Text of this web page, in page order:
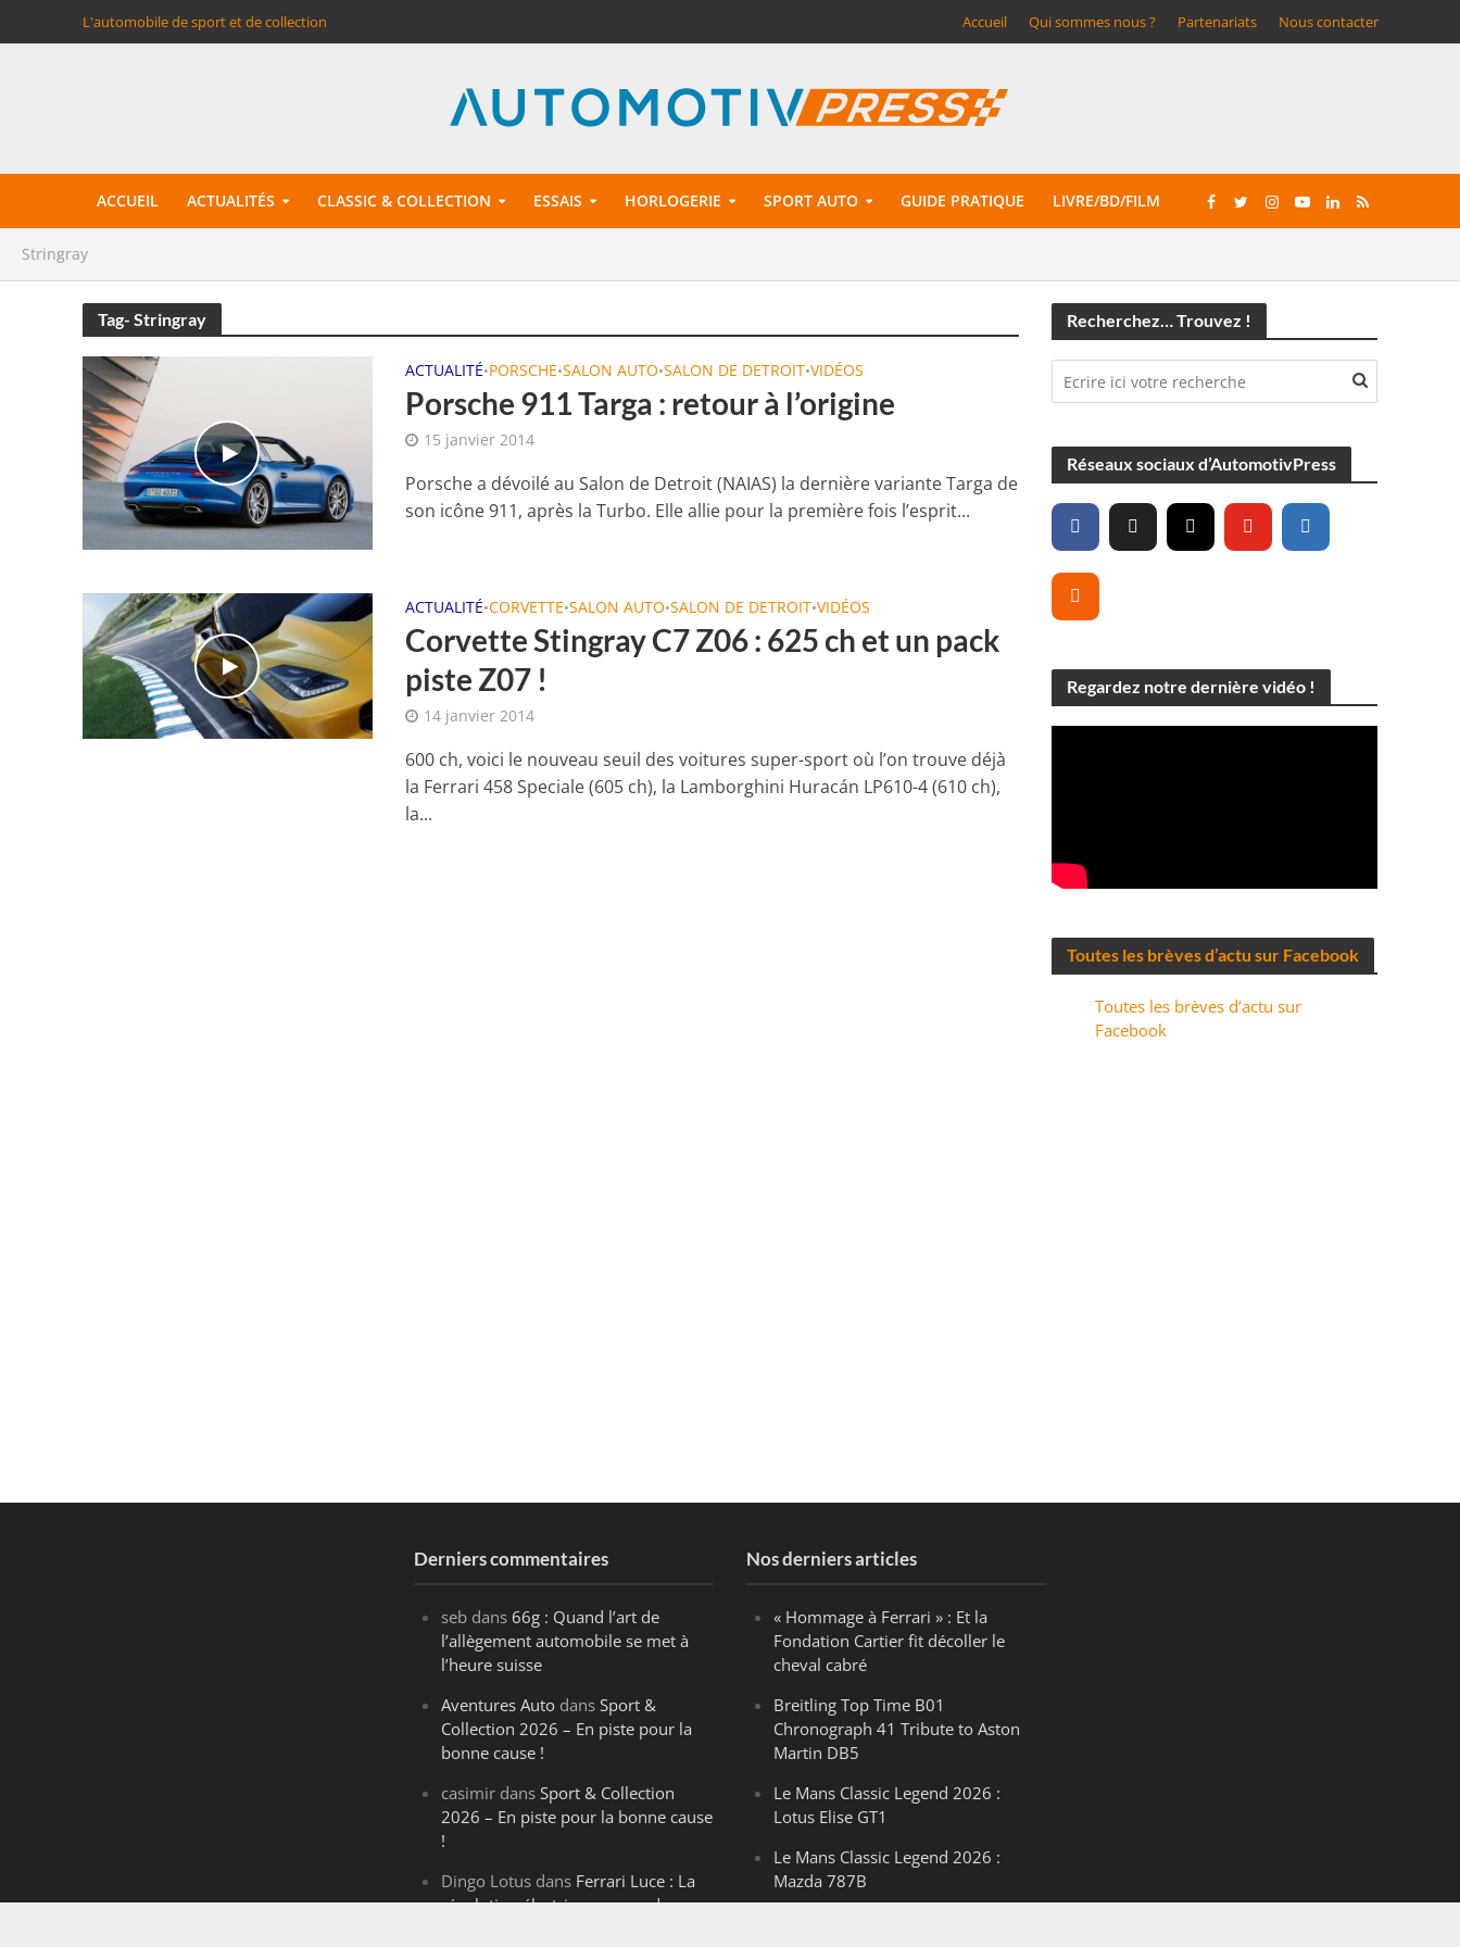
L'automobile de sport et de collection Accueil Qui sommes nous ? Partenariats Nous contacter
ACCUEIL ACTUALITÉS CLASSIC & COLLECTION ESSAIS HORLOGERIE SPORT AUTO GUIDE PRATIQUE LIVRE/BD/FILM
Stringray
Tag- Stringray
ACTUALITÉ•PORSCHE•SALON AUTO•SALON DE DETROIT•VIDÉOS
Porsche 911 Targa : retour à l’origine
15 janvier 2014
Porsche a dévoilé au Salon de Detroit (NAIAS) la dernière variante Targa de
son icône 911, après la Turbo. Elle allie pour la première fois l’esprit...
ACTUALITÉ•CORVETTE•SALON AUTO•SALON DE DETROIT•VIDÉOS
Corvette Stingray C7 Z06 : 625 ch et un pack
piste Z07 !
14 janvier 2014
600 ch, voici le nouveau seuil des voitures super-sport où l’on trouve déjà
la Ferrari 458 Speciale (605 ch), la Lamborghini Huracán LP610-4 (610 ch),
la...
Recherchez… Trouvez !
Réseaux sociaux d’AutomotivPress
Regardez notre dernière vidéo !
Toutes les brèves d’actu sur Facebook
Toutes les brèves d’actu sur
Facebook
Derniers commentaires
seb dans66g : Quand l’art de
l’allègement automobile se met à
l’heure suisse
Aventures Auto dansSport &
Collection 2026 – En piste pour la
bonne cause !
casimir dansSport & Collection
2026 – En piste pour la bonne cause
!
Dingo Lotus dans Ferrari Luce : La
révolution électrique venue de
Nos derniers articles
« Hommage à Ferrari » : Et la
Fondation Cartier fit décoller le
cheval cabré
Breitling Top Time B01
Chronograph 41 Tribute to Aston
Martin DB5
Le Mans Classic Legend 2026 :
Lotus Elise GT1
Le Mans Classic Legend 2026 :
Mazda 787B